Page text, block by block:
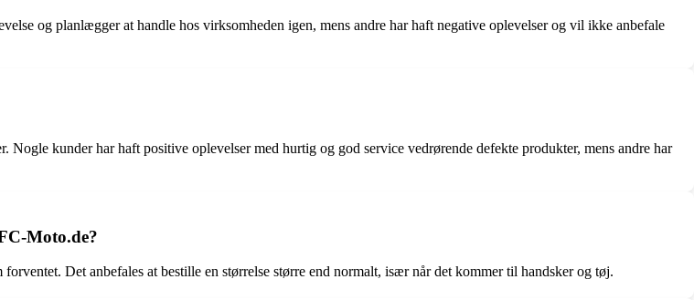
og planlægger at handle hos virksomheden igen, mens andre har haft negative oplevelser og vil ikke anbefale
kunder har haft positive oplevelser med hurtig og god service vedrørende defekte produkter, mens andre har
Moto.de?
Det anbefales at bestille en størrelse større end normalt, især når det kommer til handsker og tøj.